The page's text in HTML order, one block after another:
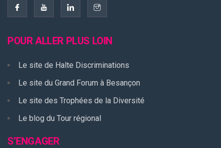
POUR ALLER PLUS LOIN
Le site de Halte Discriminations
Le site du Grand Forum à Besançon
Le site des Trophées de la Diversité
Le blog du Tour régional
S’ENGAGER